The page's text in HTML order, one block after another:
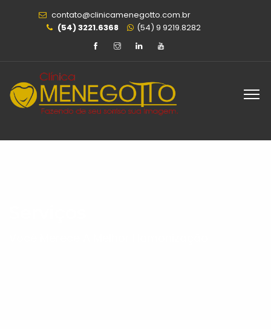
contato@clinicamenegotto.com.br
(54) 3221.6368
(54) 9 9219.8282